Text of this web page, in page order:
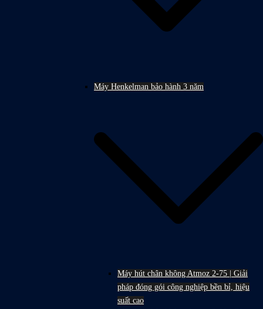
Máy Henkelman bảo hành 3 năm
Máy hút chân không Atmoz 2-75 | Giải
pháp đóng gói công nghiệp bền bỉ, hiệu
suất cao